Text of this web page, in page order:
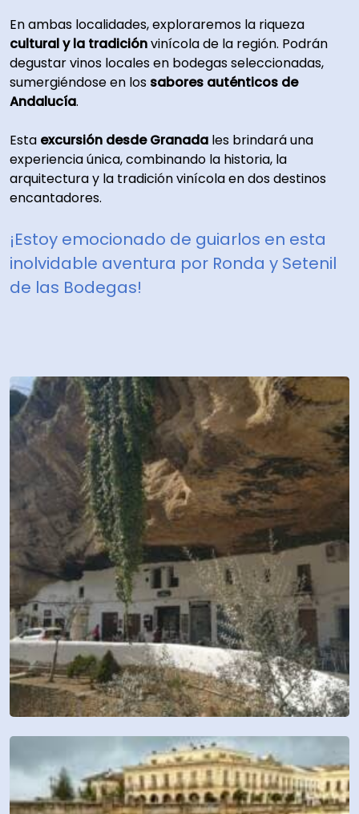
En ambas localidades, exploraremos la riqueza
cultural y la tradiciónvinícola de la región. Podrán
degustar vinos locales en bodegas seleccionadas,
sumergiéndose en los sabores auténticos de
Andalucía.
Esta excursión desde Granada les brindará una
experiencia única, combinando la historia, la
arquitectura y la tradición vinícola en dos destinos
encantadores.
¡Estoy emocionado de guiarlos en esta
inolvidable aventura por Ronda y Setenil
de las Bodegas!